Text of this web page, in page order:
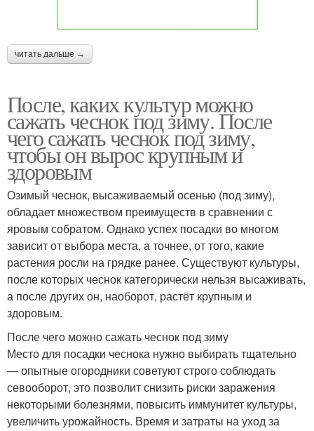
читать дальше →
После, каких культур можно
сажать чеснок под зиму. После
чего сажать чеснок под зиму,
чтобы он вырос крупным и
здоровым
Озимый чеснок, высаживаемый осенью (под зиму),
обладает множеством преимуществ в сравнении с
яровым собратом. Однако успех посадки во многом
зависит от выбора места, а точнее, от того, какие
растения росли на грядке ранее. Существуют культуры,
после которых чеснок категорически нельзя высаживать,
а после других он, наоборот, растёт крупным и
здоровым.
После чего можно сажать чеснок под зиму
Место для посадки чеснока нужно выбирать тщательно
— опытные огородники советуют строго соблюдать
севооборот, это позволит снизить риски заражения
некоторыми болезнями, повысить иммунитет культуры,
увеличить урожайность. Время и затраты на уход за